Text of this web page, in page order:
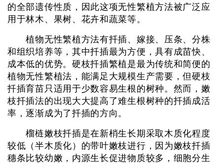
的全部遗传性质，因此这项无性繁植方法被广泛应
用于林木、果树、花卉和蔬菜等。
植物无性繁植方法有扦插、嫁接、压条、分株
和组织培养等，其中扦插最为方便，具有成苗快、
成本低的优势。硬枝扦插繁植是最为传统和简便的
植物无性繁植法，能满足大规模生产需要，但硬枝
扦插育苗只适用于少数容易生根的树种。然而，嫩
枝扦插法的出现大大提高了难生根树种的扦插成活
率，逐渐成为了扦插的方向。
榴梿嫩枝扦插是在新梢生长期采取木质化程度
较低（半木质化）的带叶嫩枝进行，因为嫩枝扦插
穗条比较幼嫩，内源生长促进物质较多，细胞分生